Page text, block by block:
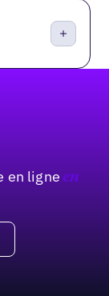
en ligne en